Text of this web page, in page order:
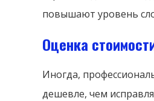
повышают уровень
Оценка
Иногда,
дешевле, чем